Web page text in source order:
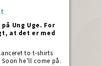
Ung Uge. For
at det er med
to t-shirts
he’ll come på.